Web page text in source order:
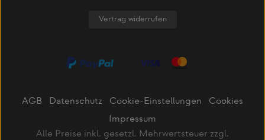
Vertrag widerrufen
AGB Datenschutz Cookie-Einstellungen
Cookies
Impressum
Alle Preise inkl. gesetzl. Mehrwertsteuer zzgl.